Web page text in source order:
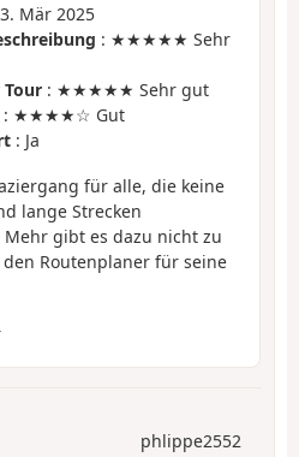
Mär 2025
: ★★★★★ Sehr
Tour : ★★★★★ Sehr gut
: ★★★★☆ Gut
: Ja
für alle, die keine
lange Strecken
gibt es dazu nicht zu
Routenplaner für seine
phlippe2552